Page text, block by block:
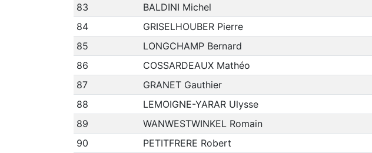
83
BALDINI Michel
84
GRISELHOUBER Pierre
85
LONGCHAMP Bernard
86
COSSARDEAUX Mathéo
87
GRANET Gauthier
88
LEMOIGNE-YARAR Ulysse
89
WANWESTWINKEL Romain
90
PETITFRERE Robert